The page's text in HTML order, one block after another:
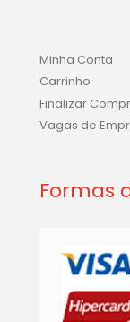
Minha Conta
Carrinho
Finalizar
Vagas de
Formas